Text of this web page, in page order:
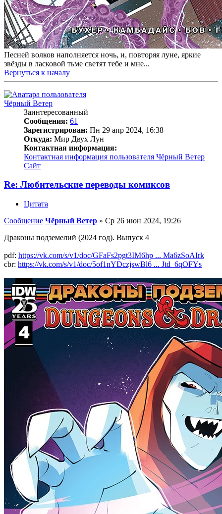
Песней волков наполняется ночь, и, повторяя луне, яркие
звёзды в ласковой тьме светят тебе и мне...
Вернуться к началу
Чёрный Ветер
Заинтересованный
Сообщения: 61
Зарегистрирован: Пн 29 апр 2024, 16:38
Откуда: Мир Двух Лун
Контактная информация:
Контактная информация пользователя Чёрный Ветер
Сайт
Re: Любительские переводы комиксов
Цитата
Сообщение Чёрный Ветер » Ср 26 июн 2024, 19:26
Драконы подземелий (2024 год). Выпуск 4
pdf: https://vk.com/s/v1/doc/GFaFs2pgt3IM6hp ... Ma6zSoAIrk
cbr: https://vk.com/s/v1/doc/5of1nYDczjswBl6 ... Jtd_6qOFYs